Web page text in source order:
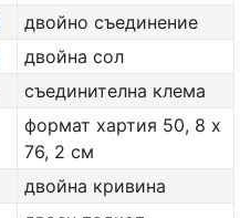
двойно съединение
двойна сол
съединителна клема
формат хартия 50, 8 х
76, 2 см
двойна кривина